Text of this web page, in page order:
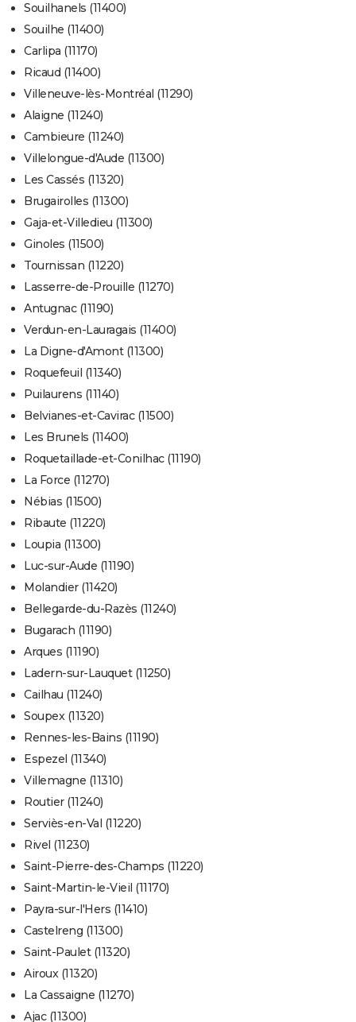
Souilhanels (11400)
Souilhe (11400)
Carlipa (11170)
Ricaud (11400)
Villeneuve-lès-Montréal (11290)
Alaigne (11240)
Cambieure (11240)
Villelongue-d'Aude (11300)
Les Cassés (11320)
Brugairolles (11300)
Gaja-et-Villedieu (11300)
Ginoles (11500)
Tournissan (11220)
Lasserre-de-Prouille (11270)
Antugnac (11190)
Verdun-en-Lauragais (11400)
La Digne-d'Amont (11300)
Roquefeuil (11340)
Puilaurens (11140)
Belvianes-et-Cavirac (11500)
Les Brunels (11400)
Roquetaillade-et-Conilhac (11190)
La Force (11270)
Nébias (11500)
Ribaute (11220)
Loupia (11300)
Luc-sur-Aude (11190)
Molandier (11420)
Bellegarde-du-Razès (11240)
Bugarach (11190)
Arques (11190)
Ladern-sur-Lauquet (11250)
Cailhau (11240)
Soupex (11320)
Rennes-les-Bains (11190)
Espezel (11340)
Villemagne (11310)
Routier (11240)
Serviès-en-Val (11220)
Rivel (11230)
Saint-Pierre-des-Champs (11220)
Saint-Martin-le-Vieil (11170)
Payra-sur-l'Hers (11410)
Castelreng (11300)
Saint-Paulet (11320)
Airoux (11320)
La Cassaigne (11270)
Ajac (11300)